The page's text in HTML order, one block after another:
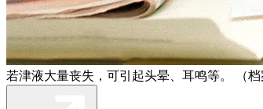
若津液大量丧失，可引起头晕、耳鸣等。 （档